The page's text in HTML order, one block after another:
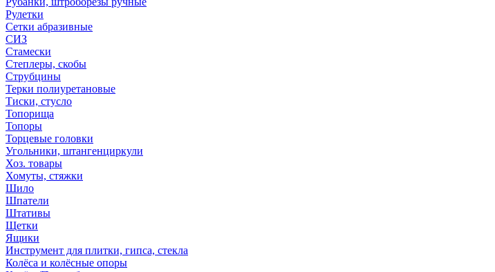
Рулетки
Сетки абразивные
СИЗ
Стамески
Степлеры, скобы
Струбцины
Терки полиуретановые
Тиски, стусло
Топорища
Топоры
Торцевые головки
Угольники, штангенциркули
Хоз. товары
Хомуты, стяжки
Шило
Шпатели
Штативы
Щетки
Ящики
Инструмент для плитки, гипса, стекла
Колёса и колёсные опоры